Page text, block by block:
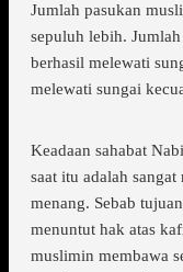
Jumlah pasukan
sepuluh lebih.
berhasil melewati
melewati sungai
Keadaan sahabat
saat itu adalah
menang. Sebab
menuntut hak atas
muslimin membawa